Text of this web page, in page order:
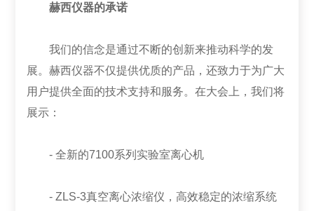
赫西仪器的承诺
我们的信念是通过不断的创新来推动科学的发
展。赫西仪器不仅提供优质的产品，还致力于为广大
用户提供全面的技术支持和服务。在大会上，我们将
展示：
- 全新的7100系列实验室离心机
- ZLS-3真空离心浓缩仪，高效稳定的浓缩系统